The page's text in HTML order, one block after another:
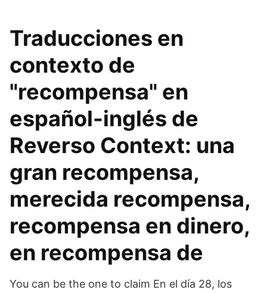
Traducciones en
contexto de
"recompensa" en
español-inglés de
Reverso Context: una
gran recompensa,
merecida recompensa,
recompensa en dinero,
en recompensa de
You can be the one to claim En el día 28, los